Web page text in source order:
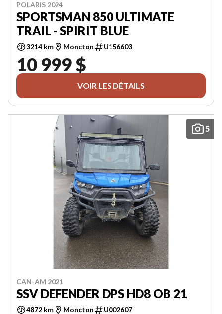
POLARIS 2024
SPORTSMAN 850 ULTIMATE
TRAIL - SPIRIT BLUE
3214 km Moncton U156603
10 999 $
VOIR LES DÉTAILS
5
CAN-AM 2021
SSV DEFENDER DPS HD8 OB 21
4872 km Moncton U002607